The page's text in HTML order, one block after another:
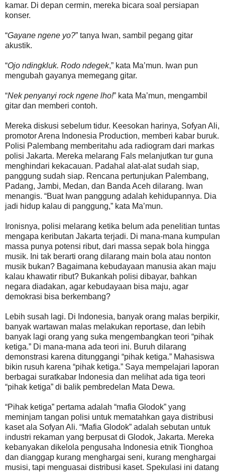
kamar. Di depan cermin, mereka bicara soal persiapan
konser.
“Gayane ngene yo?” tanya Iwan, sambil pegang gitar
akustik.
“Ojo ndingkluk. Rodo ndegek,” kata Ma’mun. Iwan pun
mengubah gayanya memegang gitar.
“Nek penyanyi rock ngene lho!” kata Ma’mun, mengambil
gitar dan memberi contoh.
Mereka diskusi sebelum tidur. Keesokan harinya, Sofyan Ali,
promotor Arena Indonesia Production, memberi kabar buruk.
Polisi Palembang memberitahu ada radiogram dari markas
polisi Jakarta. Mereka melarang Fals melanjutkan tur guna
menghindari kekacauan. Padahal alat-alat sudah siap,
panggung sudah siap. Rencana pertunjukan Palembang,
Padang, Jambi, Medan, dan Banda Aceh dilarang. Iwan
menangis. “Buat Iwan panggung adalah kehidupannya. Dia
jadi hidup kalau di panggung,” kata Ma’mun.
Ironisnya, polisi melarang ketika belum ada penelitian tuntas
mengapa keributan Jakarta terjadi. Di mana-mana kumpulan
massa punya potensi ribut, dari massa sepak bola hingga
musik. Ini tak berarti orang dilarang main bola atau nonton
musik bukan? Bagaimana kebudayaan manusia akan maju
kalau khawatir ribut? Bukankah polisi dibayar, bahkan
negara diadakan, agar kebudayaan bisa maju, agar
demokrasi bisa berkembang?
Lebih susah lagi. Di Indonesia, banyak orang malas berpikir,
banyak wartawan malas melakukan reportase, dan lebih
banyak lagi orang yang suka mengembangkan teori “pihak
ketiga.” Di mana-mana ada teori ini. Buruh dilarang
demonstrasi karena ditunggangi “pihak ketiga.” Mahasiswa
bikin rusuh karena “pihak ketiga.” Saya mempelajari laporan
berbagai suratkabar Indonesia dan melihat ada tiga teori
“pihak ketiga” di balik pembredelan Mata Dewa.
“Pihak ketiga” pertama adalah “mafia Glodok” yang
meminjam tangan polisi untuk mematahkan gaya distribusi
kaset ala Sofyan Ali. “Mafia Glodok” adalah sebutan untuk
industri rekaman yang berpusat di Glodok, Jakarta. Mereka
kebanyakan dikelola pengusaha Indonesia etnik Tionghoa
dan dianggap kurang menghargai seni, kurang menghargai
musisi, tapi menguasai distribusi kaset. Spekulasi ini datang